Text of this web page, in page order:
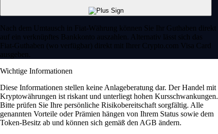
Nach dem Umtausch in Fiat-Währung können Sie Ihr Guthaben direkt
auf ein verknüpftes Bankkonto auszahlen. Alternativ lässt sich das
Fiat-Guthaben (wo verfügbar) direkt mit Ihrer Crypto.com Visa Card
ausgeben.
Wichtige Informationen
Diese Informationen stellen keine Anlageberatung dar. Der Handel mit
Kryptowährungen ist riskant und unterliegt hohen Kursschwankungen.
Bitte prüfen Sie Ihre persönliche Risikobereitschaft sorgfältig. Alle
genannten Vorteile oder Prämien hängen von Ihrem Status sowie dem
Token-Besitz ab und können sich gemäß den AGB ändern.